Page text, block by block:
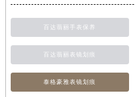
百达翡丽手表保养
百达翡丽表镜划痕
泰格豪雅表镜划痕